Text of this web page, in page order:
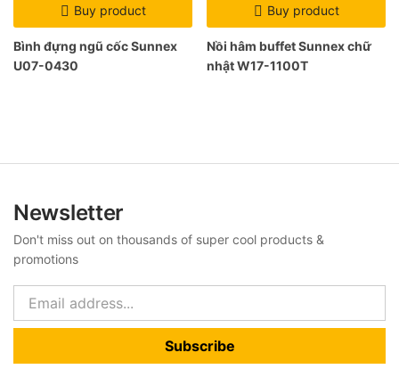
Buy product
Bình đựng ngũ cốc Sunnex
U07-0430
Buy product
Nồi hâm buffet Sunnex chữ
nhật W17-1100T
Newsletter
Don't miss out on thousands of super cool products &
promotions
Subscribe